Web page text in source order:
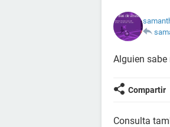
Alguien
Compartir
Consulta